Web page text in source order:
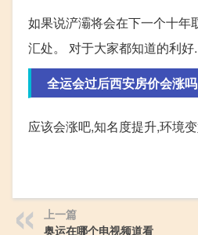
如果说浐灞将会在下一个十年
汇处。 对于大家都知道的利好
全运会过后西安房价会涨
应该会涨吧,知名度提升,环境
上一篇
奥运在哪个电视频道看